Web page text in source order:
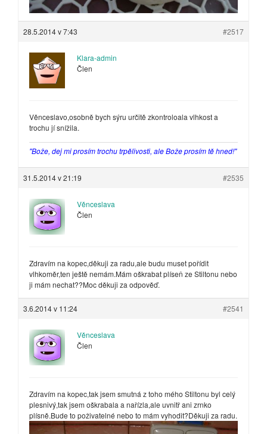
28.5.2014 v 7:43 #2517
Klara-admin
Člen
Věnceslavo,osobně bych sýru určitě zkontroloala vlhkost a
trochu jí snížila.
"Bože, dej mi prosím trochu trpělivosti, ale Bože prosím tě hned!"
31.5.2014 v 21:19 #2535
Věnceslava
Člen
Zdravím na kopec,děkuji za radu,ale budu muset pořídit
vlhkoměr,ten ještě nemám.Mám oškrabat plíseň ze Stiltonu nebo
ji mám nechat??Moc děkuji za odpověď.
3.6.2014 v 11:24 #2541
Věnceslava
Člen
Zdravím na kopec,tak jsem smutná z toho mého Stiltonu byl celý
plesnivý,tak jsem oškrabala a nařízla,ale uvnitř ani zrnko
plísně.Bude to poživatelné nebo to mám vyhodit?Děkuji za radu.